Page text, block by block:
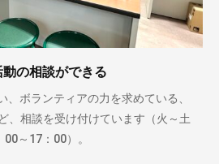
の相談ができる
、ボランティアの力を求めている、
、相談を受け付けています（火～土
～17：00）。